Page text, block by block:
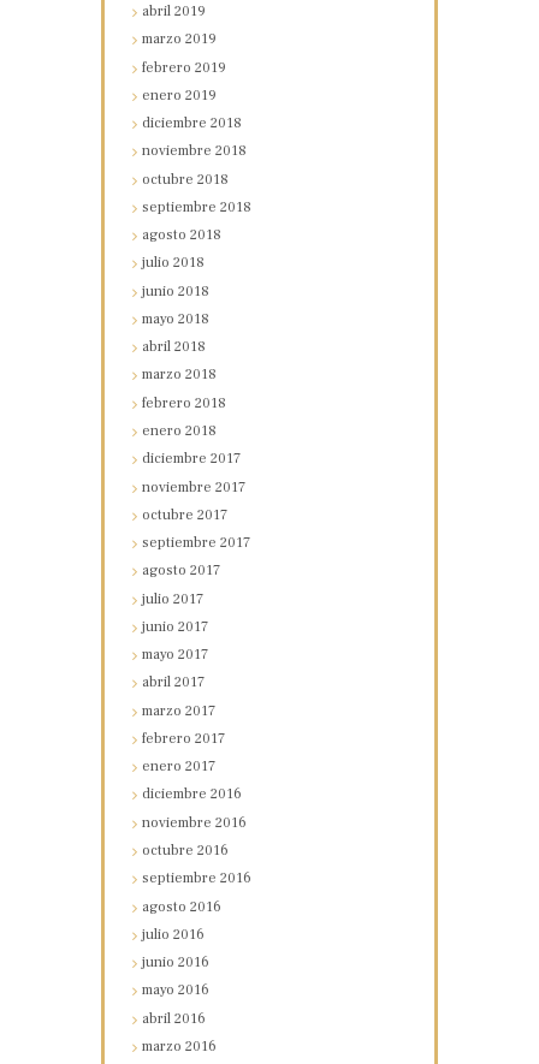
abril2019
marzo2019
febrero2019
enero2019
diciembre2018
noviembre2018
octubre2018
septiembre2018
agosto2018
julio2018
junio2018
mayo2018
abril2018
marzo2018
febrero2018
enero2018
diciembre2017
noviembre2017
octubre2017
septiembre2017
agosto2017
julio2017
junio2017
mayo2017
abril2017
marzo2017
febrero2017
enero2017
diciembre2016
noviembre2016
octubre2016
septiembre2016
agosto2016
julio2016
junio2016
mayo2016
abril2016
marzo2016